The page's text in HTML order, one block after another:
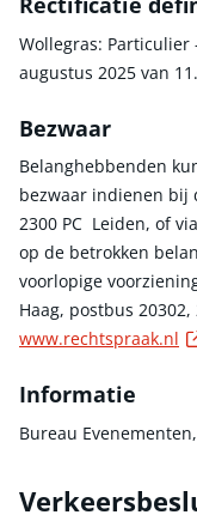
Wollegras: Particulier
augustus 2025 van
Bezwaar
Belanghebbenden
bezwaar indienen bij
2300 PC Leiden, of via
op de betrokken
voorlopige
Haag, postbus 20302,
www.rechtspraak.nl
Informatie
Bureau